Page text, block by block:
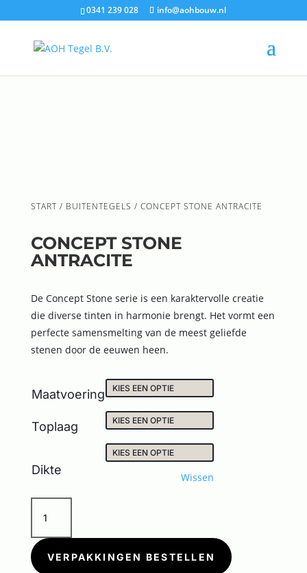
0341 239 028 info@aohbouw.nl
START/ BUITENTEGELS / CONCEPT STONE ANTRACITE
CONCEPT STONE
ANTRACITE
De Concept Stone serie is een karaktervolle creatie
die diverse tinten in harmonie brengt. Het vormt een
perfecte samensmelting van de meest geliefde
stenen door de eeuwen heen.
Maatvoering
Toplaag
Dikte
Wissen
STONE
ANTRACITE
aantalVERPAKKINGEN BESTELLEN